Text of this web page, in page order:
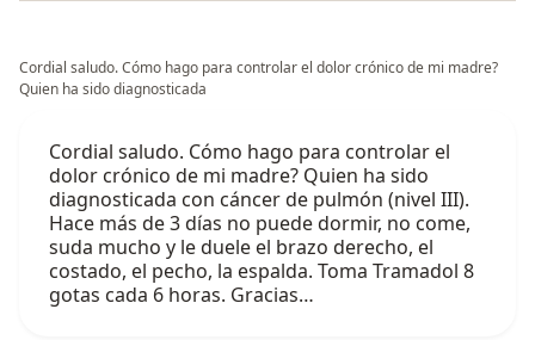
Cordial saludo. Cómo hago para controlar el dolor crónico de mi madre?
Quien ha sido diagnosticada
Cordial saludo. Cómo hago para controlar el
dolor crónico de mi madre? Quien ha sido
diagnosticada con cáncer de pulmón (nivel III).
Hace más de 3 días no puede dormir, no come,
suda mucho y le duele el brazo derecho, el
costado, el pecho, la espalda. Toma Tramadol 8
gotas cada 6 horas. Gracias…